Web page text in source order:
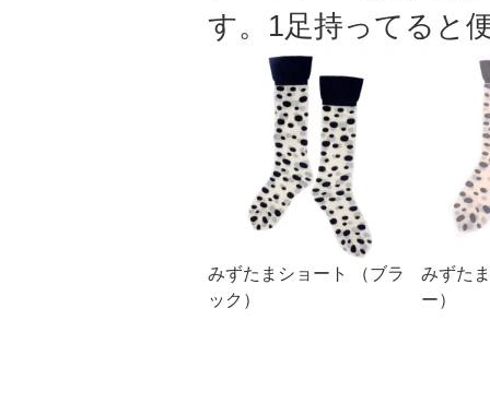
す。1足持ってると
みずたまショート （ブラ
ック）
みずた
ー）